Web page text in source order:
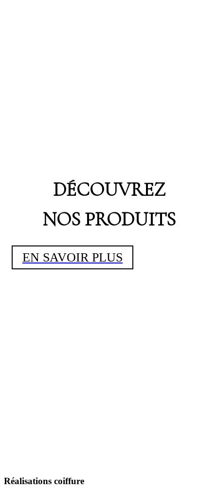
DÉCOUVREZ
NOS PRODUITS
EN SAVOIR PLUS
Réalisations coiffure